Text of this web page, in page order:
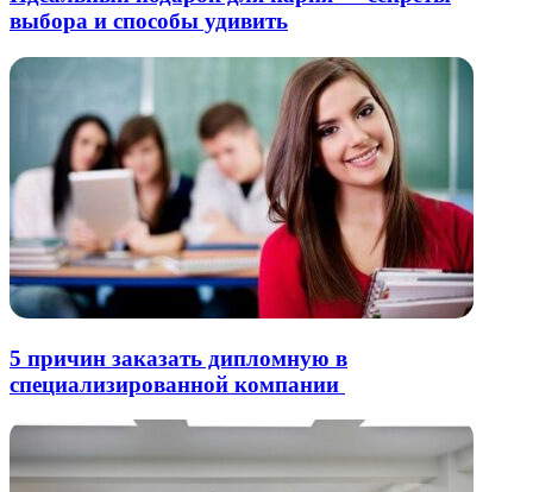
выбора и способы удивить
5 причин заказать дипломную в
специализированной компании